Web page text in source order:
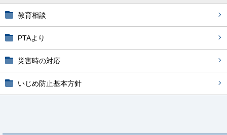
教育相談
PTAより
災害時の対応
いじめ防止基本方針